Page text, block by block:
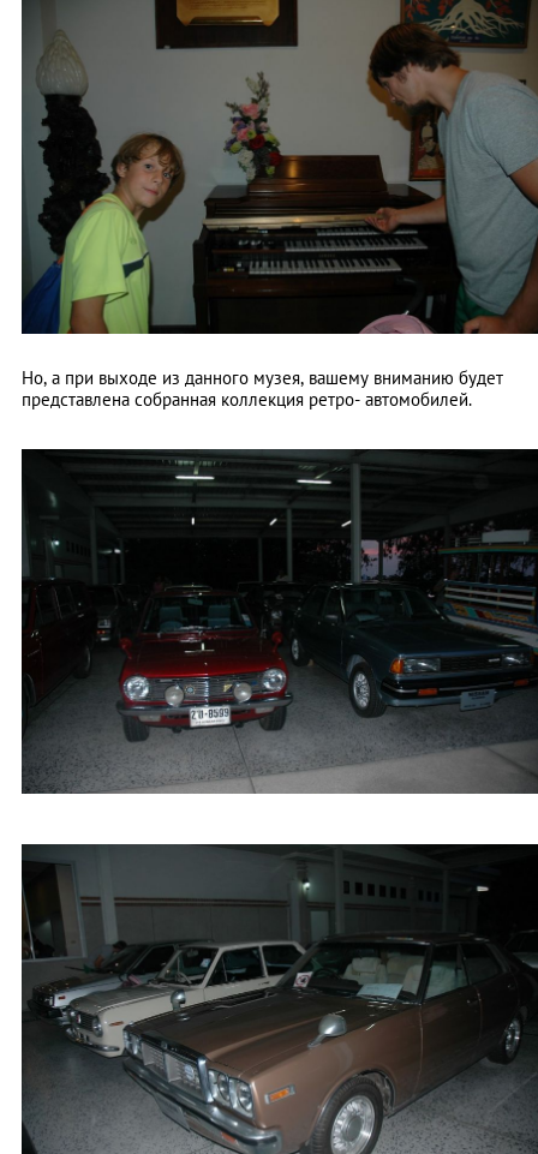
Но, а при выходе из данного музея, вашему вниманию будет
представлена собранная коллекция ретро- автомобилей.